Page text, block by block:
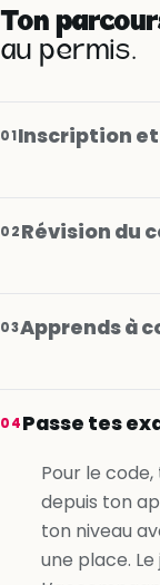
Ton
au permis.
01Inscription
02Révision du
03Apprends à
Je
04Passe tes
Pour le
depuis ton
ton niveau
une place.